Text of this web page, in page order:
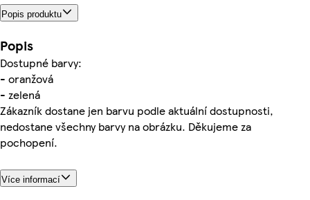
Popis produktu
Popis
Dostupné barvy:
- oranžová
- zelená
Zákazník dostane jen barvu podle aktuální dostupnosti,
nedostane všechny barvy na obrázku. Děkujeme za
pochopení.
Více informací